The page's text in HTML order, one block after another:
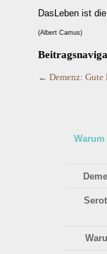
DasLeben ist
(Albert Camus)
← Demenz: Gute